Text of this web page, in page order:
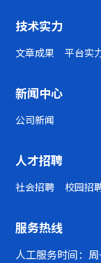
技术实力
文章成果 平台实
新闻中心
公司新闻
人才招聘
社会招聘 校园招
服务热线
人工服务时间：